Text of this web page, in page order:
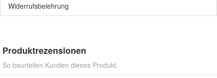
Widerrufsbelehrung
Produktrezensionen
So beurteilen Kunden dieses Produkt.